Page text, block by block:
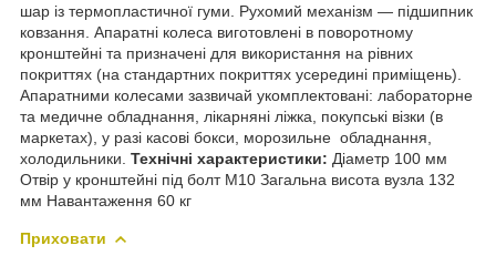
шар із термопластичної гуми. Рухомий механізм — підшипник
ковзання. Апаратні колеса виготовлені в поворотному
кронштейні та призначені для використання на рівних
покриттях (на стандартних покриттях усередині приміщень).
Апаратними колесами зазвичай укомплектовані: лабораторне
та медичне обладнання, лікарняні ліжка, покупські візки (в
маркетах), у разі касові бокси, морозильне обладнання,
холодильники. Технічні характеристики: Діаметр 100 мм
Отвір у кронштейні під болт М10 Загальна висота вузла 132
мм Навантаження 60 кг
Приховати